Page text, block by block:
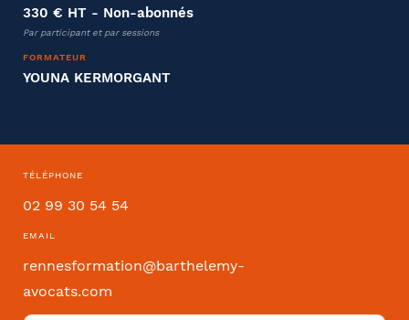
330 € HT - Non-abonnés
Par participant et par sessions
FORMATEUR
YOUNA KERMORGANT
TÉLÉPHONE
02 99 30 54 54
EMAIL
rennesformation@barthelemy-
avocats.com
Fonction
Convention collective